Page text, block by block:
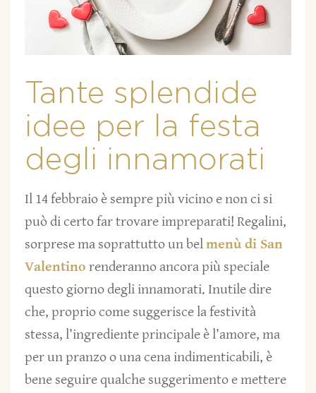
Tante splendide
idee per la festa
degli innamorati
Il 14 febbraio è sempre più vicino e non ci si
può di certo far trovare impreparati! Regalini,
sorprese ma soprattutto un belmenù di San
Valentino renderanno ancora più speciale
questo giorno degli innamorati. Inutile dire
che, proprio come suggerisce la festività
stessa, l’ingrediente principale è l’amore, ma
per un pranzo o una cena indimenticabili, è
bene seguire qualche suggerimento e mettere